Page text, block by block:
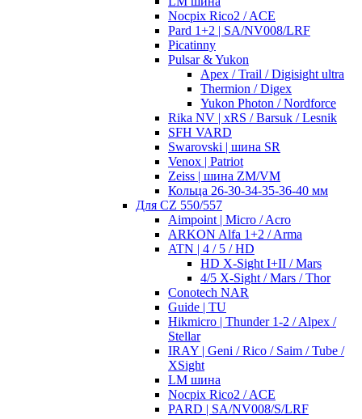
Nocpix Rico2 / ACE
Pard 1+2 | SA/NV008/LRF
Picatinny
Pulsar & Yukon
Apex / Trail / Digisight ultra
Thermion / Digex
Yukon Photon / Nordforce
Rika NV | xRS / Barsuk / Lesnik
SFH VARD
Swarovski | шина SR
Venox | Patriot
Zeiss | шина ZM/VM
Кольца 26-30-34-35-36-40 мм
Для CZ 550/557
Aimpoint | Micro / Acro
ARKON Alfa 1+2 / Arma
ATN | 4 / 5 / HD
HD X-Sight I+II / Mars
4/5 X-Sight / Mars / Thor
Conotech NAR
Guide | TU
Hikmicro | Thunder 1-2 / Alpex /
Stellar
IRAY | Geni / Rico / Saim / Tube /
XSight
LM шина
Nocpix Rico2 / ACE
PARD | SA/NV008/S/LRF